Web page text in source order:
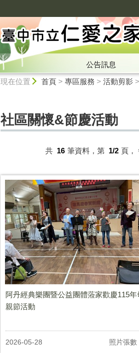
公告訊息
現在位置 首頁> 專區服務 > 活動剪影>
社區關懷&節慶活動
共 16 筆資料，第 1/2 頁，
阿丹經典樂團暨公益團體蒞家歡慶115年
親節活動
2026-05-28 照片張數